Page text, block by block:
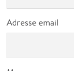
Adresse email